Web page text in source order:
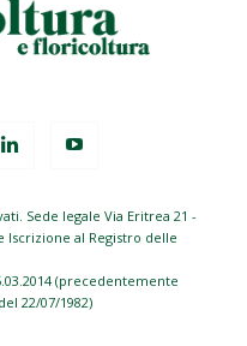
Sede legale Via Eritrea 21 -
Iscrizione al Registro delle
(precedentemente
22/07/1982)